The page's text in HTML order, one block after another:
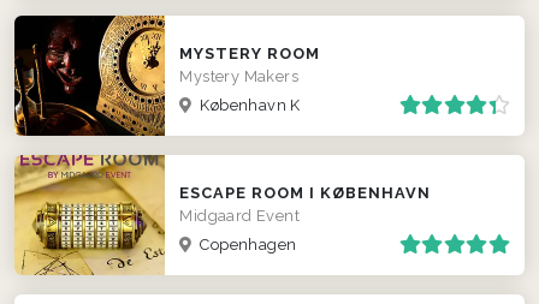
MYSTERY ROOM
Mystery Makers
København K
ESCAPE ROOM I KØBENHAVN
Midgaard Event
Copenhagen